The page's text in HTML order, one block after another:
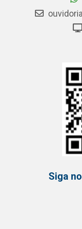
Siga